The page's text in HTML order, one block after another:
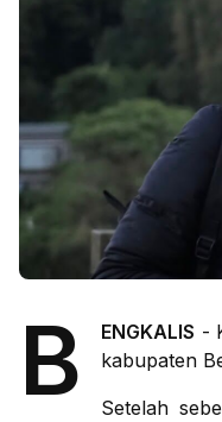
B ENGKALIS -
kabupaten
Setelah